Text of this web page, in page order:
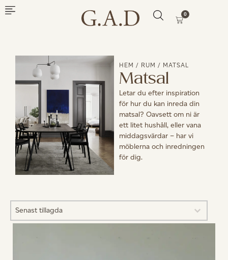
0
HEM / RUM / MATSAL
Matsal
Letar du efter inspiration
för hur du kan inreda din
matsal? Oavsett om ni är
ett litet hushåll, eller vana
middagsvärdar – har vi
möblerna och inredningen
för dig.
SORTERA
Sort content
Senast tillagda
Sort content